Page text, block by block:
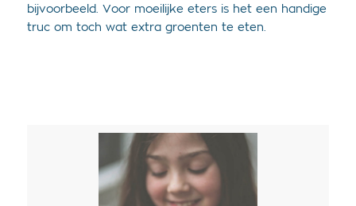
bijvoorbeeld. Voor moeilijke eters is het een handige
truc om toch wat extra groenten te eten.